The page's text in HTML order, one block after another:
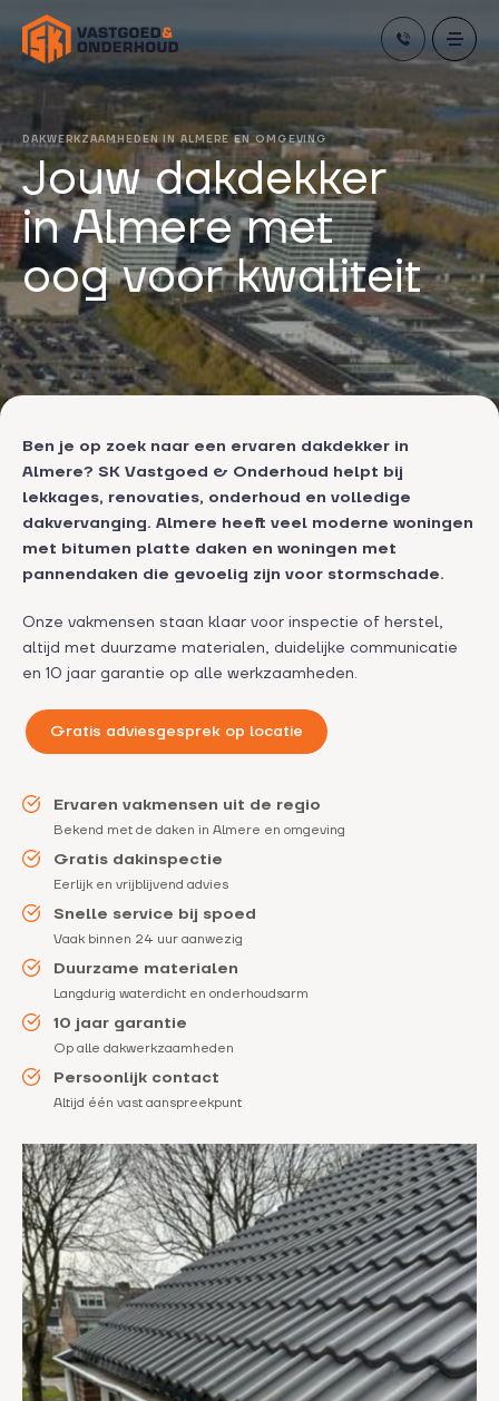
content
DAKWERKZAAMHEDEN IN ALMERE EN OMGEVING
Jouw dakdekker
in Almere met
oog voor kwaliteit
Ben je op zoek naar een ervaren dakdekker in
Almere? SK Vastgoed & Onderhoud helpt bij
lekkages, renovaties, onderhoud en volledige
dakvervanging. Almere heeft veel moderne woningen
met bitumen platte daken en woningen met
pannendaken die gevoelig zijn voor stormschade.
Onze vakmensen staan klaar voor inspectie of herstel,
altijd met duurzame materialen, duidelijke communicatie
en 10 jaar garantie op alle werkzaamheden.
Gratis adviesgesprek op locatie
Ervaren vakmensen uit de regio
Bekend met de daken in Almere en omgeving
Gratis dakinspectie
Eerlijk en vrijblijvend advies
Snelle service bij spoed
Vaak binnen 24 uur aanwezig
Duurzame materialen
Langdurig waterdicht en onderhoudsarm
10 jaar garantie
Op alle dakwerkzaamheden
Persoonlijk contact
Altijd één vast aanspreekpunt